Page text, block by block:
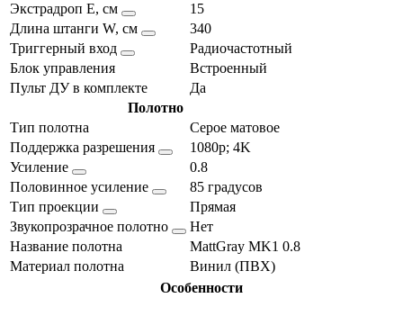
Экстрадроп E, см
15
Длина штанги W, см
340
Триггерный вход
Радиочастотный
Блок управления
Встроенный
Пульт ДУ в комплекте
Да
Полотно
Тип полотна
Серое матовое
Поддержка разрешения
1080p; 4K
Усиление
0.8
Половинное усиление
85 градусов
Тип проекции
Прямая
Звукопрозрачное полотно
Нет
Название полотна
MattGray MK1 0.8
Материал полотна
Винил (ПВХ)
Особенности